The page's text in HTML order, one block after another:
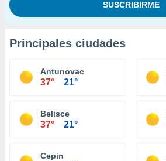
Principales ciudades
Antunovac
37° 21°
Belisce
37° 21°
Cepin